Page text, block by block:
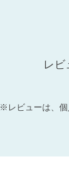
レビ
※レビューは、個